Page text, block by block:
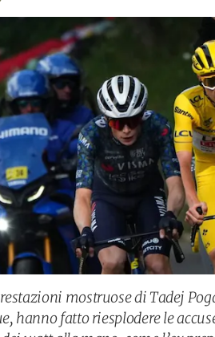
mostruose di Tadej
hanno fatto riesplodere le